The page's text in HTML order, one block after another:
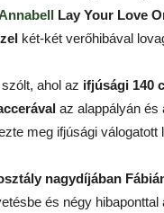
Lay Your Love
két-két verőhibával
szólt, ahol az ifjúsági 140
az alappályán
meg ifjúsági válogatott
nagydíjában
és négy